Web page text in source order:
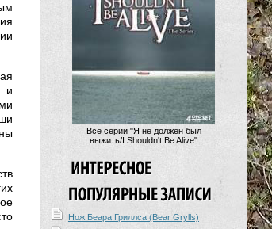
и
Все серии "Я не должен был
выжить/I Shouldn't Be Alive"
Нож Беара Гриллса (Bear Grylls)